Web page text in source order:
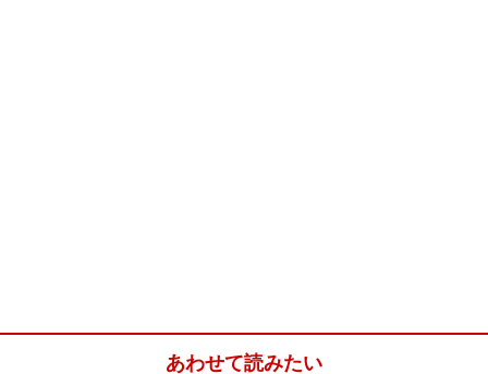
確かに昔ながらのタンク付トイレに比べれば、本体価格
あわせて読みたい